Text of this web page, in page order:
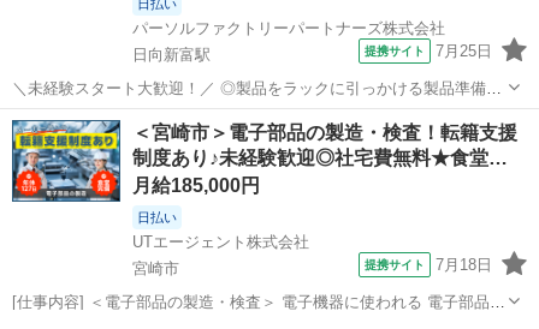
日払い
パーソルファクトリーパートナーズ株式会社
日向新富駅
提携サイト 7月25日
＼未経験スタート大歓迎！／ ◎製品をラックに引っかける製品準備作
業が主なお仕事です。 ◎空調完備のクリーンルームで、身体に負担の
少ない環境が整っています。 ◎丁寧なOJTがあるので、未経験の方で
も安心してスタートできます♪ ...
宮崎 児湯郡 日向新富駅 工場
＜宮崎市＞電子部品の製造・検査！転籍支援
制度あり♪未経験歓迎◎社宅費無料★食堂…
月給185,000円
日払い
UTエージェント株式会社
宮崎市
提携サイト 7月18日
[仕事内容] ＜電子部品の製造・検査＞ 電子機器に使われる 電子部品